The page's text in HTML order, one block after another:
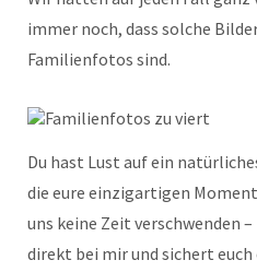
immer noch, dass solche
Familienfotos sind.
Du hast Lust auf ein
die eure einzigartigen
uns keine Zeit verschwenden
direkt bei mir und sichert